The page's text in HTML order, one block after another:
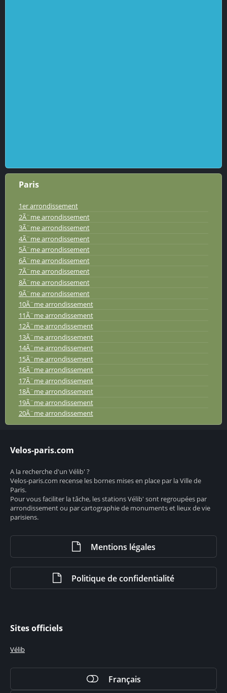
Paris
1er arrondissement
2Ã¨me arrondissement
3Ã¨me arrondissement
4Ã¨me arrondissement
5Ã¨me arrondissement
6Ã¨me arrondissement
7Ã¨me arrondissement
8Ã¨me arrondissement
9Ã¨me arrondissement
10Ã¨me arrondissement
11Ã¨me arrondissement
12Ã¨me arrondissement
13Ã¨me arrondissement
14Ã¨me arrondissement
15Ã¨me arrondissement
16Ã¨me arrondissement
17Ã¨me arrondissement
18Ã¨me arrondissement
19Ã¨me arrondissement
20Ã¨me arrondissement
Velos-paris.com
A la recherche d'un Vélib' ?
Velos-paris.com recense les bornes mises en place par la Ville de
Paris.
Pour vous faciliter la tâche, les stations Vélib' sont regroupées par
arrondissement ou par cartographie de monuments et lieux de vie
parisiens.
Mentions légales
Politique de confidentialité
Sites officiels
Vélib
Français